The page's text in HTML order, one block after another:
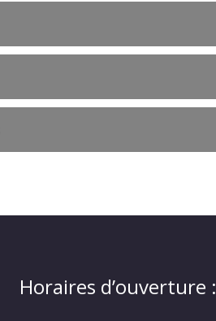
Horaires d’ouverture :